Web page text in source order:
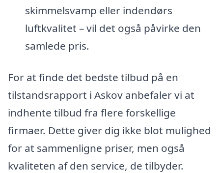
skimmelsvamp eller indendørs
luftkvalitet – vil det også påvirke den
samlede pris.
For at finde det bedste tilbud på en
tilstandsrapport i Askov anbefaler vi at
indhente tilbud fra flere forskellige
firmaer. Dette giver dig ikke blot mulighed
for at sammenligne priser, men også
kvaliteten af den service, de tilbyder.